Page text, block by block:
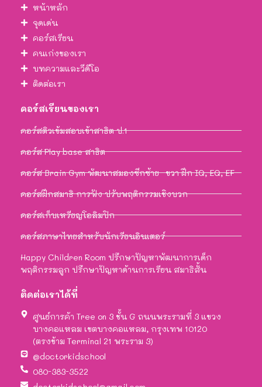
หน้าหลัก
จุดเด่น
คอร์สเรียน
คนเก่งของเรา
บทความและวีดีโอ
ติดต่อเรา
คอร์สเรียนของเรา
คอร์สติวเข้มสอบเข้าสาธิต ป.1
คอร์ส Play base สาธิต
คอร์ส Brain Gym พัฒนาสมองซีกซ้าย–ขวา ฝึก IQ, EQ, EF
คอร์สฝึกสมาธิ การฟัง ปรับพฤติกรรมเชิงบวก
คอร์สเก็บเหรียญโอลิมปิก
คอร์สภาษาไทยสำหรับนักเรียนอินเตอร์
Happy Children Room ปรึกษาปัญหาพัฒนาการเด็ก
พฤติกรรมลูก ปรึกษาปัญหาด้านการเรียน สมาธิสั้น
ติดต่อเราได้ที่
ศูนย์การค้า Tree on 3 ชั้น G ถนนพระรามที่ 3 แขวง
บางคอแหลม เขตบางคอแหลม, กรุงเทพ 10120
(ตรงข้าม Terminal 21 พระราม 3)
@doctorkidschool
080-383-3522